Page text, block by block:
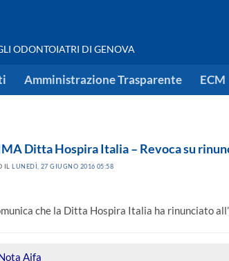
ODONTOIATRI DI GENOVA
Amministrazione Trasparente ECM
Ditta Hospira Italia – Revoca su
IL LUNEDÌ, 27 GIUGNO 2016 05:58
che la Ditta Hospira Italia ha rinunciato
Aifa